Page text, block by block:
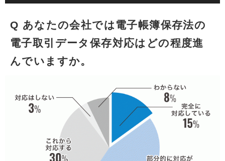
Q あなたの会社では電子帳簿保存法の
電子取引データ保存対応はどの程度進
んでいますか。